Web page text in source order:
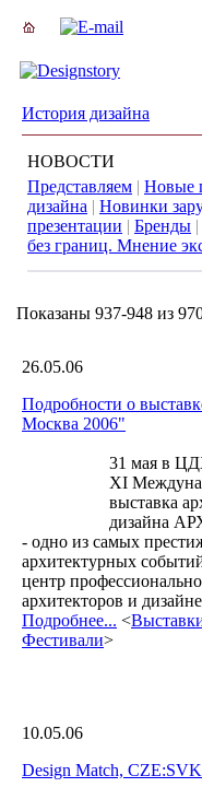
История дизайна
НОВОСТИ
Представляем | Новые
дизайна | Новинки
презентации | Бренды |
без границ. Мнение
Показаны 937-948 из
26.05.06
Подробности о
Москва 2006"
31 мая в
XI
выставка
дизайна
- одно из самых
архитектурных
центр
архитекторов и
Подробнее... <
Фестивали>
10.05.06
Design Match, CZE:SVK